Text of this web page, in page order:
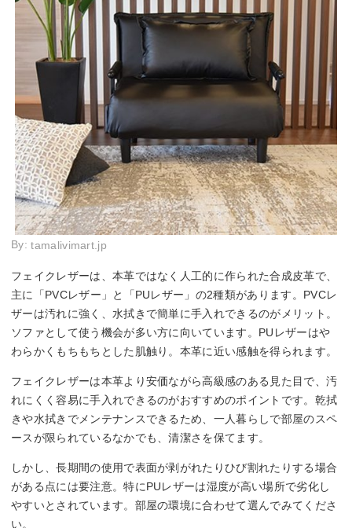
By:tamalivimart.jp
フェイクレザーは、本革ではなく人工的に作られた合成皮革で、
主に「PVCレザー」と「PUレザー」の2種類があります。PVCレ
ザーは汚れに強く、水拭きで簡単に手入れできるのがメリット。
ソファとして使う機会が多い方に向いています。PUレザーはや
わらかくもちもちとした肌触り。本革に近い感触を得られます。
フェイクレザーは本革より安価ながら高級感のある見た目で、汚
れにくく容易に手入れできるのがおすすめのポイントです。乾拭
きや水拭きでメンテナンスできるため、一人暮らしで部屋のスペ
ースが限られているなかでも、清潔さを保てます。
しかし、長期間の使用で表面が剥がれたりひび割れたりする場合
がある点には要注意。特にPUレザーは湿度が高い場所で劣化し
やすいとされています。部屋の環境に合わせて選んでみてくださ
い。